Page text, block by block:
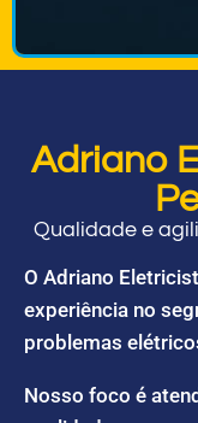
Adriano
Qualidade e
O Adriano
experiência no
problemas
Nosso foco é